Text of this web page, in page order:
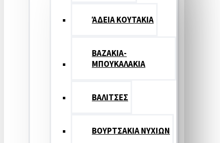
ΆΔΕΙΑ ΚΟΥΤΑΚΙΑ
ΒΑΖΑΚΙΑ-
ΜΠΟΥΚΑΛΑΚΙΑ
ΒΑΛΙΤΣΕΣ
ΒΟΥΡΤΣΑΚΙΑ ΝΥΧΙΩΝ